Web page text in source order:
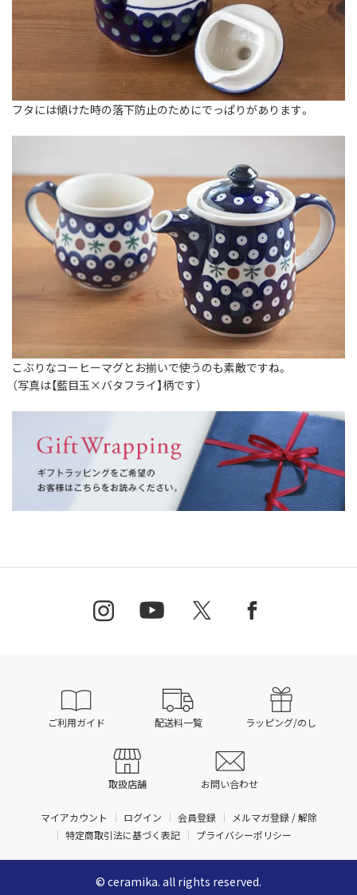
フタには傾けた時の落下防止のためにでっぱりがあります。
こぶりなコーヒーマグとお揃いで使うのも素敵ですね。
（写真は【藍目玉×バタフライ】柄です）
ご利用ガイド 配送料一覧 ラッピング/のし
取扱店舗 お問い合わせ
マイアカウント ログイン 会員登録
メルマガ登録 / 解除
特定商取引法に基づく表記
プライバシーポリシー
© ceramika. all rights reserved.